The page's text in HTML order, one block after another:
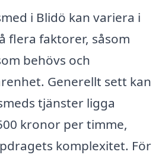
i Blidö kan variera i
flera faktorer, såsom
behövs och
Generellt sett kan
tjänster ligga
kronor per timme,
komplexitet. För